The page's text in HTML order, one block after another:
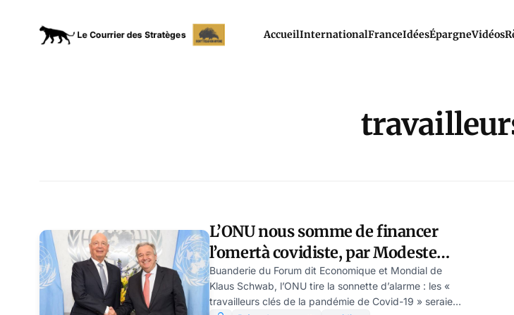
AccueilInternationalFranceIdéesÉpargneVidéos
L’ONU nous somme de financer
l’omertà covidiste, par Modeste
Schwartz
Buanderie du Forum dit Economique et Mondial de
Klaus Schwab, l’ONU tire la sonnette d’alarme : les «
travailleurs clés de la pandémie de Covid-19 » seraient